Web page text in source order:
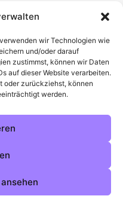
wir Technologien wie
und/oder darauf
zustimmst, können wir Daten
auf dieser Website verarbeiten.
oder zurückziehst, können
werden.
Office-Vorlagen
unsKontakt